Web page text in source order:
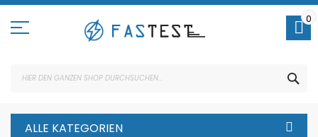
Direkt
Inhalt
0
ALLE KATEGORIEN